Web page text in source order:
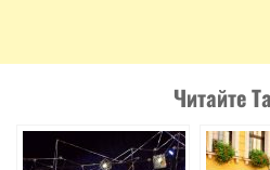
Читайте